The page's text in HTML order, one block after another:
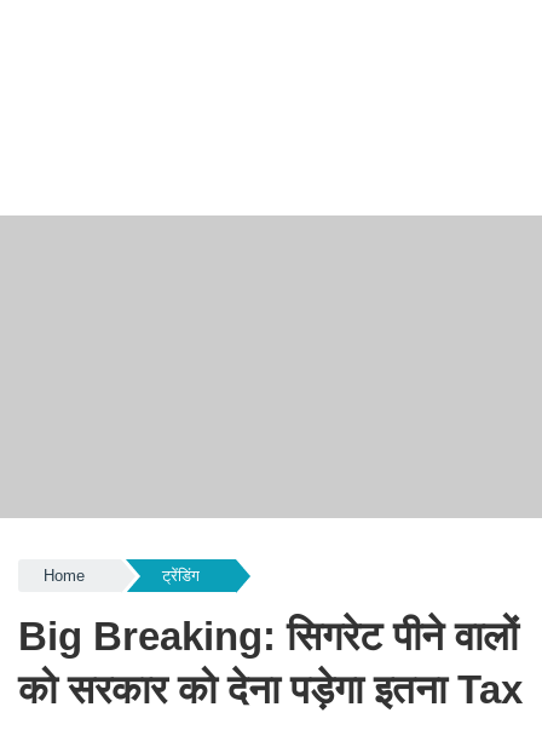
Home ट्रेंडिंग
Big Breaking: सिगरेट पीने वालों
को सरकार को देना पड़ेगा इतना Tax